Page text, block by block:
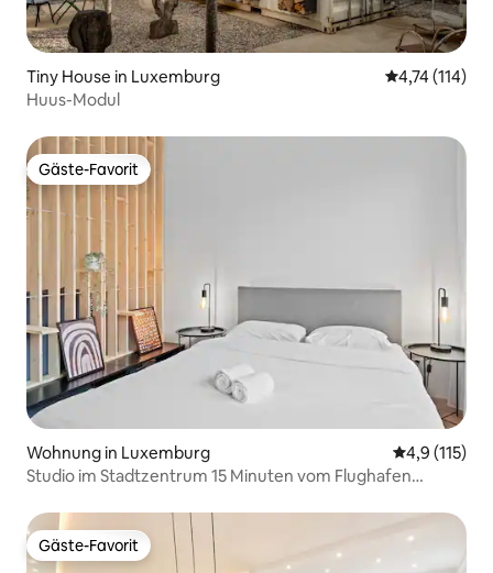
Tiny House in Luxemburg
4,74 (114)
Huus-Modul
Gäste-Favorit
Gäste-Favorit
Wohnung in Luxemburg
4,9 (115)
Studio im Stadtzentrum 15 Minuten vom Flughafen
Gäste-Favorit
Gäste-Favorit